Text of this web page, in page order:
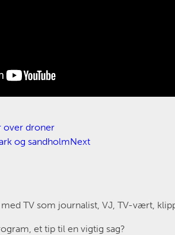
over droner
og sandholmNext
TV som journalist, VJ, TV-vært,
et tip til en vigtig sag?